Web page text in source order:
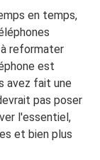
en temps,
reformater
est
avez fait une
pas poser
l'essentiel,
et bien plus